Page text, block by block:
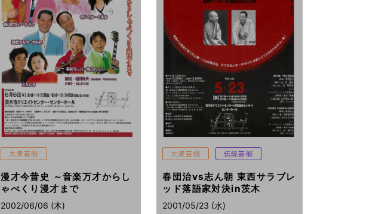
大衆芸能
漫才今昔史 ～音楽万才からし
ゃべくり漫才まで
2002/06/06 (木)
大衆芸能 伝統芸能
春団治vs志ん朝 東西サラブレ
ッド落語家対決in茨木
2001/05/23 (水)